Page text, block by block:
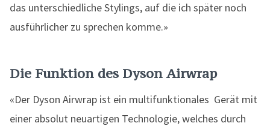
das unterschiedliche Stylings, auf die ich später noch
ausführlicher zu sprechen komme.»
Die Funktion des Dyson Airwrap
«Der Dyson Airwrap ist ein multifunktionales Gerät mit
einer absolut neuartigen Technologie, welches durch